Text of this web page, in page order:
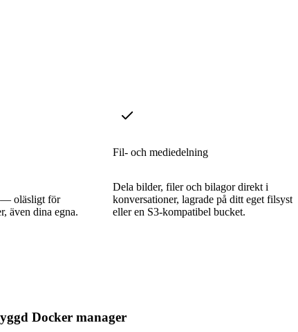
— oläsligt för
även dina egna.
Fil- och mediedelning
Dela bilder, filer och bilagor direkt i
konversationer, lagrade på ditt eget
eller en S3-kompatibel bucket.
Docker manager